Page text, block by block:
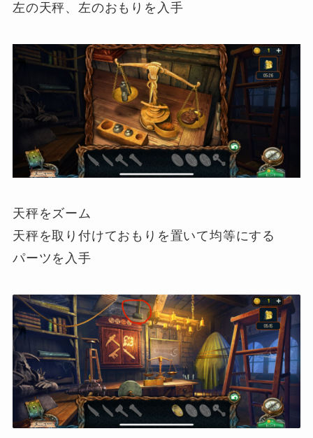
左の天秤、左のおもりを入手
天秤をズーム
天秤を取り付けておもりを置いて均等にする
パーツを入手